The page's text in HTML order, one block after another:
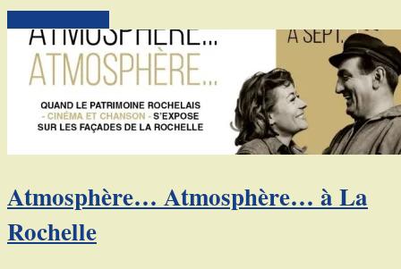
Atmosphère… Atmosphère… à La
Rochelle